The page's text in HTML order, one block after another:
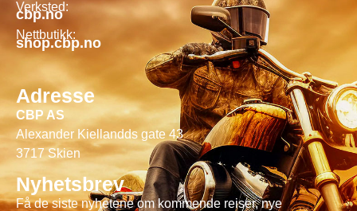
Verksted:
cbp.no
Nettbutikk:
shop.cbp.no
Adresse
CBP AS
Alexander Kiellandds gate 43
3717 Skien
Nyhetsbrev
Få de siste nyhetene om kommende reiser, nye